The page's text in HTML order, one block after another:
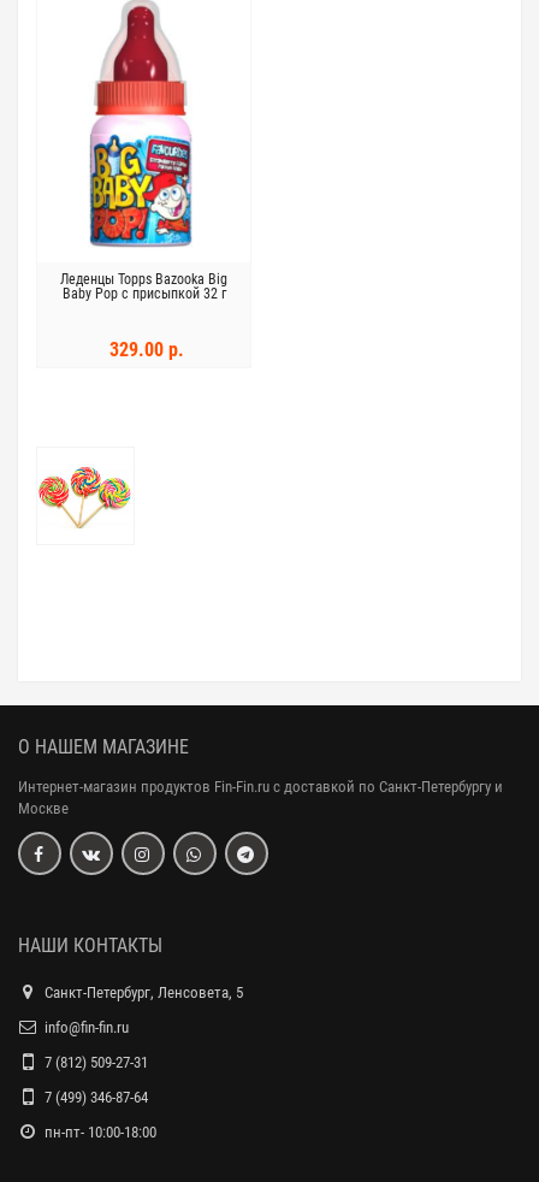
Леденцы Topps Bazooka Big
Baby Pop с присыпкой 32 г
329.00 р.
О НАШЕМ МАГАЗИНЕ
Интернет-магазин продуктов Fin-Fin.ru с доставкой по Санкт-Петербургу и
Москве
НАШИ КОНТАКТЫ
Санкт-Петербург, Ленсовета, 5
info@fin-fin.ru
7 (812) 509-27-31
7 (499) 346-87-64
пн-пт- 10:00-18:00